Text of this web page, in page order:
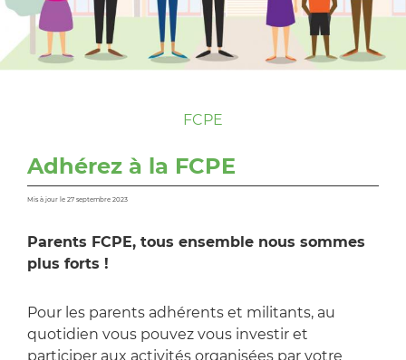
FCPE
Adhérez à la FCPE
Mis à jour le 27 septembre 2023
Parents FCPE, tous ensemble nous sommes
plus forts !
Pour les parents adhérents et militants, au
quotidien vous pouvez vous investir et
participer aux activités organisées par votre